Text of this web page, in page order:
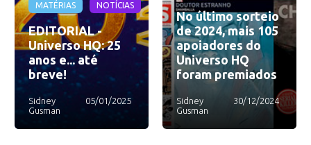
MATÉRIAS NOTÍCIAS
EDITORIAL -
Universo HQ: 25
anos e... até
breve!
Sidney
Gusman
05/01/2025
No último sorteio
de 2024, mais 105
apoiadores do
Universo HQ
foram premiados
Sidney
Gusman
30/12/2024